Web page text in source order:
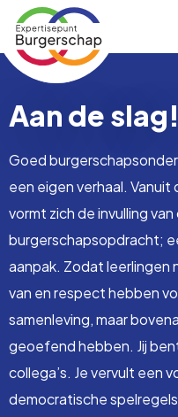
Expertisepunt
Burgerschap
Aan de slag!
Goed
een eigen verhaal.
vormt zich de invulling
burgerschapsopdracht;
aanpak. Zodat leerlingen
van en respect hebben
samenleving, maar
geoefend hebben. Jij
collega’s. Je vervult een
democratische